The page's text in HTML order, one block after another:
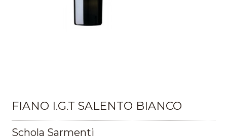
FIANO I.G.T SALENTO BIANCO
Schola Sarmenti